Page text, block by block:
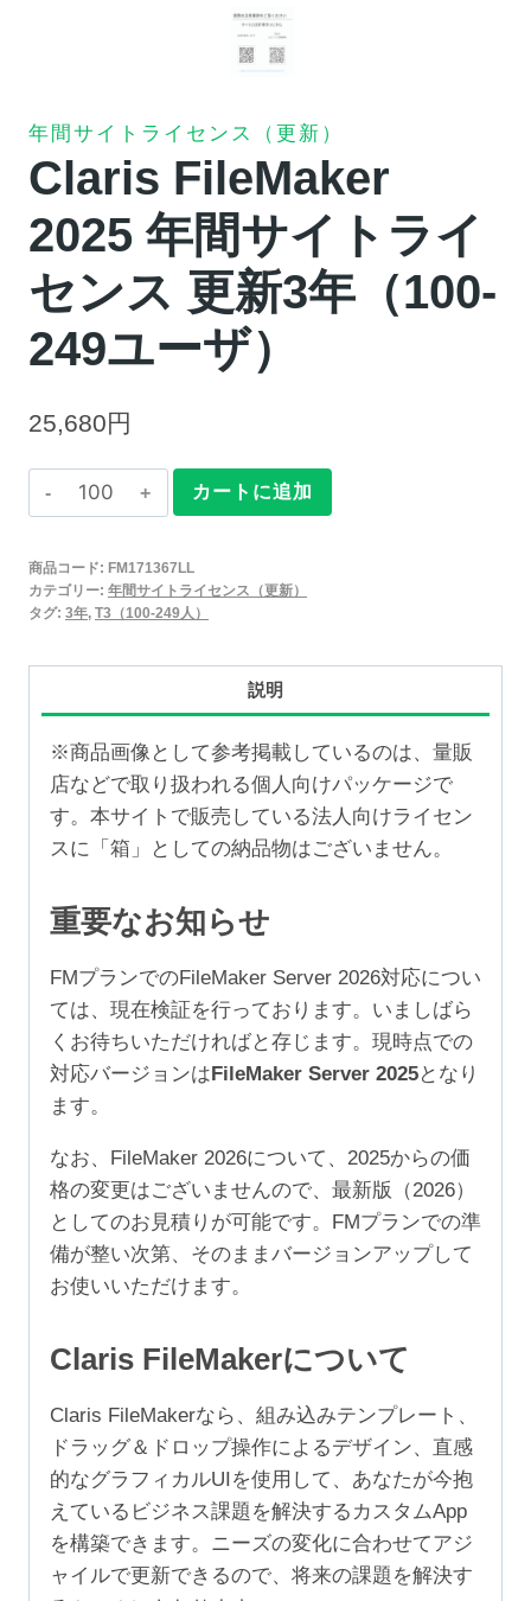
年間サイトライセンス（更新）
Claris FileMaker
2025 年間サイトライ
センス 更新3年（100-
249ユーザ）
25,680円
Claris
FileMaker
年
間
ト
ラ
イ
セ
ン
更
新
3
年
（100-
249
ユ
ザ）
個
カートに追加
商品コード: FM171367LL
カテゴリー: 年間サイトライセンス（更新）
タグ: 3年, T3（100-249人）
説明
※商品画像として参考掲載しているのは、量販
店などで取り扱われる個人向けパッケージで
す。本サイトで販売している法人向けライセン
スに「箱」としての納品物はございません。
重要なお知らせ
FMプランでのFileMaker Server 2026対応につい
ては、現在検証を行っております。いましばら
くお待ちいただければと存じます。現時点での
対応バージョンは FileMaker Server 2025となり
ます。
なお、FileMaker 2026について、2025からの価
格の変更はございませんので、最新版（2026）
としてのお見積りが可能です。FMプランでの準
備が整い次第、そのままバージョンアップして
お使いいただけます。
Claris FileMakerについて
Claris FileMakerなら、組み込みテンプレート、
ドラッグ＆ドロップ操作によるデザイン、直感
的なグラフィカルUIを使用して、あなたが今抱
えているビジネス課題を解決するカスタムApp
を構築できます。ニーズの変化に合わせてアジ
ャイルで更新できるので、将来の課題を解決す